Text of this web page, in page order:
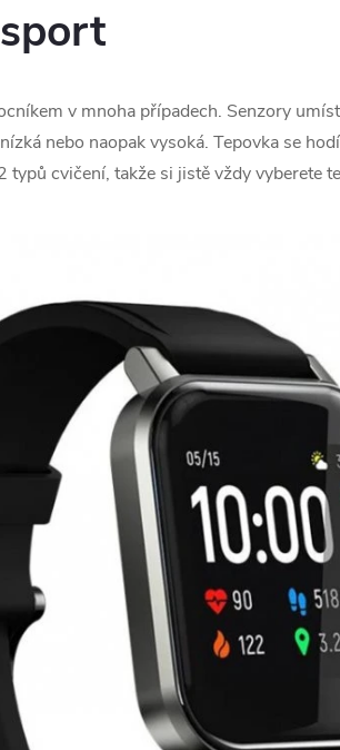
v mnoha případech. Senzory
nebo naopak vysoká. Tepovka se
cvičení, takže si jistě vždy vyberete